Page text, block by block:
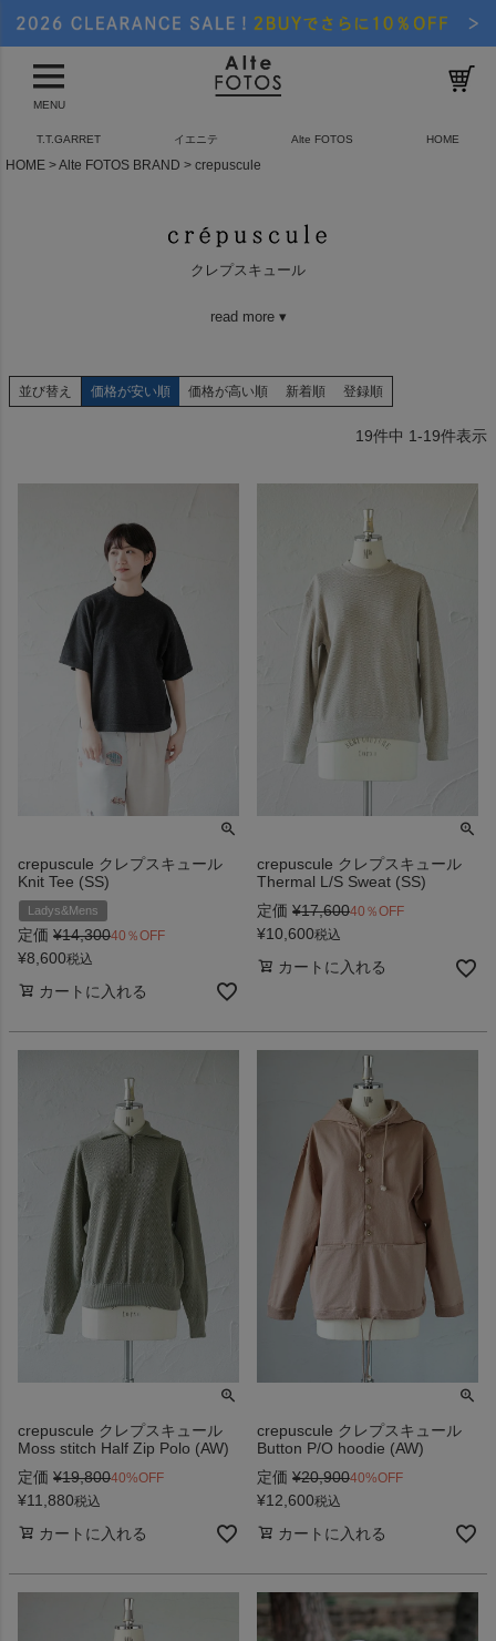
MENU
T.T.GARRET イエニテ Alte FOTOS HOME
HOME Alte FOTOS BRAND crepuscule
クレプスキュール
read more ▾
並び替え 価格が安い順 価格が高い順 新着順 登録順
19件中 1-19件表示
crepuscule クレプスキュール
Knit Tee (SS)
Ladys&Mens
定価 ¥14,30040％OFF
¥8,600税込
カートに入れる
crepuscule クレプスキュール
Thermal L/S Sweat (SS)
定価 ¥17,60040％OFF
¥10,600税込
カートに入れる
crepuscule クレプスキュール
Moss stitch Half Zip Polo (AW)
定価 ¥19,80040%OFF
¥11,880税込
カートに入れる
crepuscule クレプスキュール
Button P/O hoodie (AW)
定価 ¥20,90040%OFF
¥12,600税込
カートに入れる